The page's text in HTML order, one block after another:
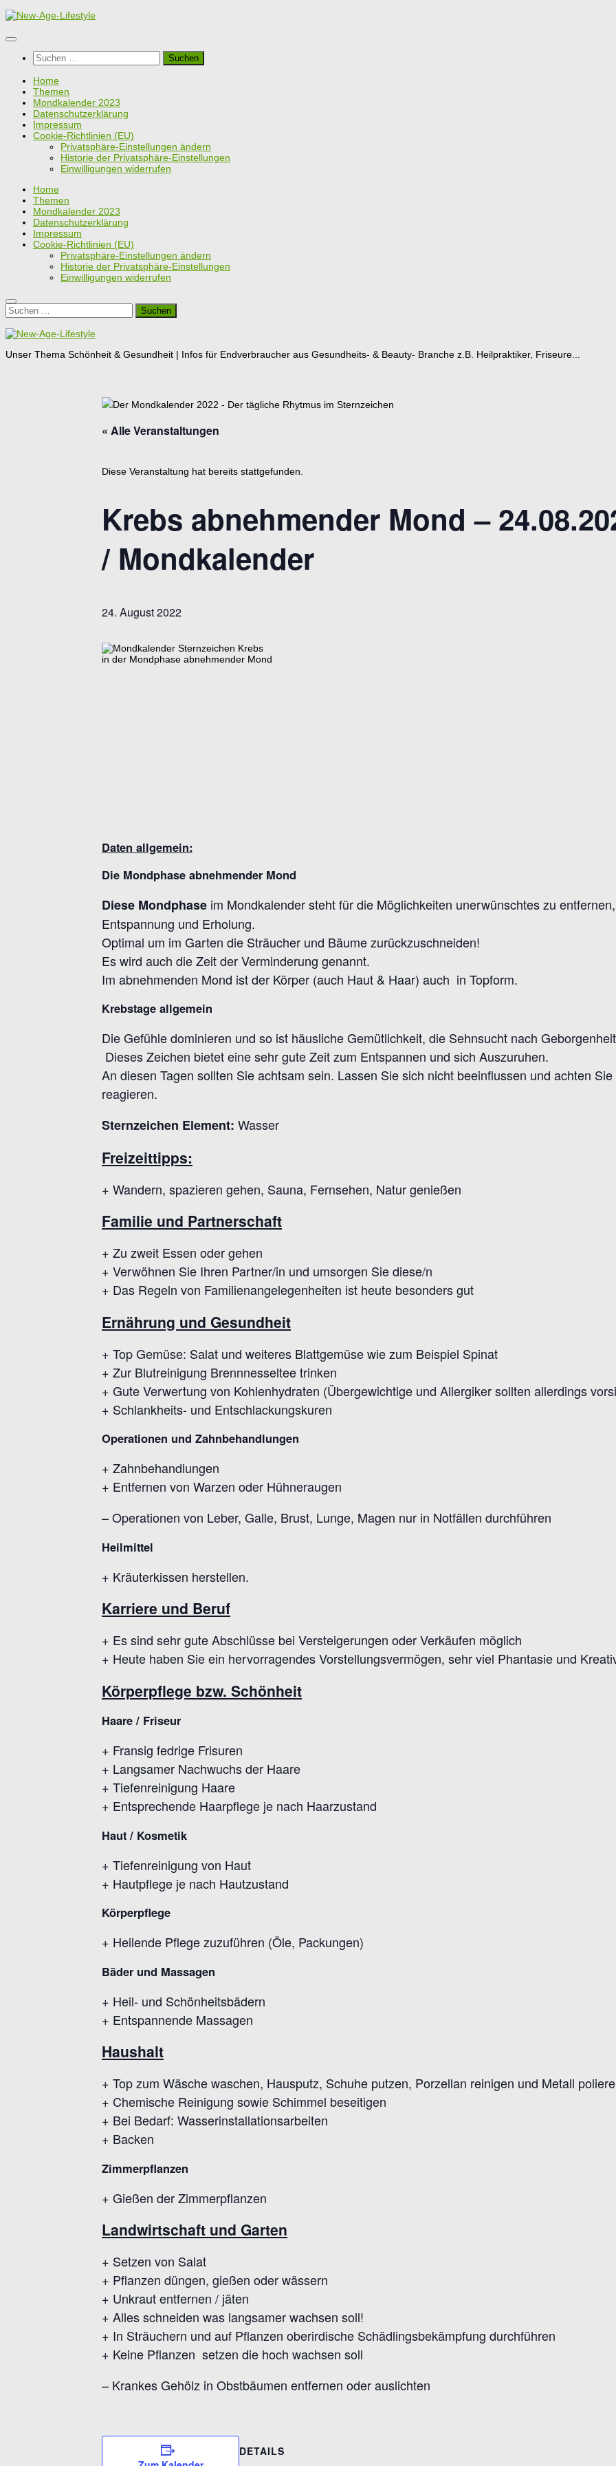
Zum
springen
Suchen
nach:
Home
Themen
Mondkalender 2023
Datenschutzerklärung
Impressum
Cookie-Richtlinien (EU)
Privatsphäre-Einstellungen ändern
Historie der Privatsphäre-Einstellungen
Einwilligungen widerrufen
Home
Themen
Mondkalender 2023
Datenschutzerklärung
Impressum
Cookie-Richtlinien (EU)
Privatsphäre-Einstellungen ändern
Historie der Privatsphäre-Einstellungen
Einwilligungen widerrufen
Suchen
nach:
Unser Thema Schönheit & Gesundheit | Infos für Endverbraucher aus Gesundheits- & Beauty- Branche z.B. Heilpraktiker, Friseure...
« Alle Veranstaltungen
Diese Veranstaltung hat bereits stattgefunden.
Krebs abnehmender Mond –
/ Mondkalender
24. August 2022
Daten allgemein:
Die Mondphase abnehmender Mond
Diese Mondphase im Mondkalender steht für die Möglichkeiten unerwünschtes zu
Entspannung und Erholung.
Optimal um im Garten die Sträucher und Bäume zurückzuschneiden!
Es wird auch die Zeit der Verminderung genannt.
Im abnehmenden Mond ist der Körper (auch Haut & Haar) auch in Topform.
Krebstage allgemein
Die Gefühle dominieren und so ist häusliche Gemütlichkeit, die Sehnsucht nach
Dieses Zeichen bietet eine sehr gute Zeit zum Entspannen und sich Auszuruhen.
An diesen Tagen sollten Sie achtsam sein. Lassen Sie sich nicht beeinflussen und achten
reagieren.
Sternzeichen Element: Wasser
Freizeittipps:
+ Wandern, spazieren gehen, Sauna, Fernsehen, Natur genießen
Familie und Partnerschaft
+ Zu zweit Essen oder gehen
+ Verwöhnen Sie Ihren Partner/in und umsorgen Sie diese/n
+ Das Regeln von Familienangelegenheiten ist heute besonders gut
Ernährung und Gesundheit
+ Top Gemüse: Salat und weiteres Blattgemüse wie zum Beispiel Spinat
+ Zur Blutreinigung Brennnesseltee trinken
+ Gute Verwertung von Kohlenhydraten (Übergewichtige und Allergiker sollten allerdings
+ Schlankheits- und Entschlackungskuren
Operationen und Zahnbehandlungen
+ Zahnbehandlungen
+ Entfernen von Warzen oder Hühneraugen
– Operationen von Leber, Galle, Brust, Lunge, Magen nur in Notfällen durchführen
Heilmittel
+ Kräuterkissen herstellen.
Karriere und Beruf
+ Es sind sehr gute Abschlüsse bei Versteigerungen oder Verkäufen möglich
+ Heute haben Sie ein hervorragendes Vorstellungsvermögen, sehr viel Phantasie und
Körperpflege bzw. Schönheit
Haare / Friseur
+ Fransig fedrige Frisuren
+ Langsamer Nachwuchs der Haare
+ Tiefenreinigung Haare
+ Entsprechende Haarpflege je nach Haarzustand
Haut / Kosmetik
+ Tiefenreinigung von Haut
+ Hautpflege je nach Hautzustand
Körperpflege
+ Heilende Pflege zuzuführen (Öle, Packungen)
Bäder und Massagen
+ Heil- und Schönheitsbädern
+ Entspannende Massagen
Haushalt
+ Top zum Wäsche waschen, Hausputz, Schuhe putzen, Porzellan reinigen und Metall
+ Chemische Reinigung sowie Schimmel beseitigen
+ Bei Bedarf: Wasserinstallationsarbeiten
+ Backen
Zimmerpflanzen
+ Gießen der Zimmerpflanzen
Landwirtschaft und Garten
+ Setzen von Salat
+ Pflanzen düngen, gießen oder wässern
+ Unkraut entfernen / jäten
+ Alles schneiden was langsamer wachsen soll!
+ In Sträuchern und auf Pflanzen oberirdische Schädlingsbekämpfung durchführen
+ Keine Pflanzen setzen die hoch wachsen soll
– Krankes Gehölz in Obstbäumen entfernen oder auslichten
DETAILS